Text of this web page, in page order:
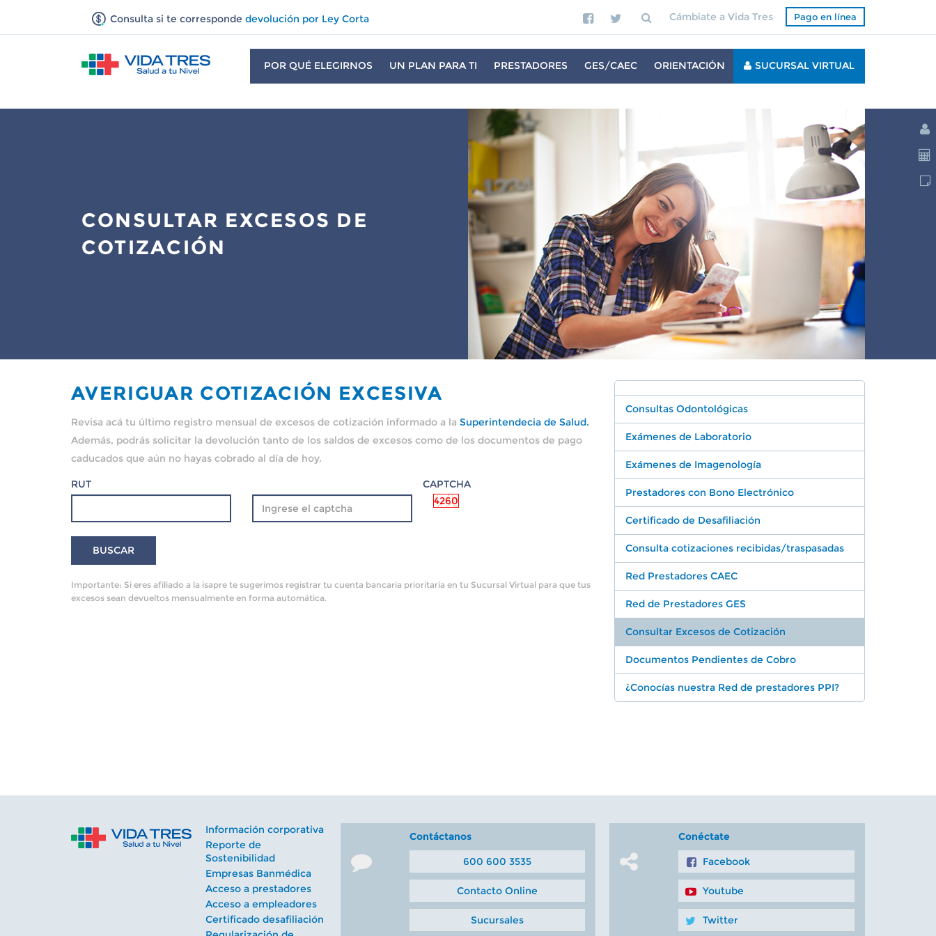
Pago en línea
Cámbiate a Vida Tres
Consulta si te corresponde devolución por Ley Corta
POR QUÉ ELEGIRNOS UN PLAN PARA TI PRESTADORES GES/CAEC ORIENTACIÓN SUCURSAL VIRTUAL
CONSULTAR EXCESOS DE
COTIZACIÓN
AVERIGUAR COTIZACIÓN EXCESIVA
Revisa acá tu último registro mensual de excesos de cotización informado a la Superintendecia de Salud.
Además, podrás solicitar la devolución tanto de los saldos de excesos como de los documentos de pago
caducados que aún no hayas cobrado al día de hoy.
RUT
CAPTCHA
4260
Importante: Si eres afiliado a la isapre te sugerimos registrar tu cuenta bancaria prioritaria en tu Sucursal Virtual para que tus
excesos sean devueltos mensualmente en forma automática.
Consultas Odontológicas
Exámenes de Laboratorio
Exámenes de Imagenología
Prestadores con Bono Electrónico
Certificado de Desafiliación
Consulta cotizaciones recibidas/traspasadas
Red Prestadores CAEC
Red de Prestadores GES
Consultar Excesos de Cotización
Documentos Pendientes de Cobro
¿Conocías nuestra Red de prestadores PPI?
Información corporativa
Reporte de
Sostenibilidad
Empresas Banmédica
Acceso a prestadores
Acceso a empleadores
Certificado desafiliación
Contáctanos
600 600 3535
Contacto Online
Sucursales
Conéctate
Facebook
Youtube
Twitter